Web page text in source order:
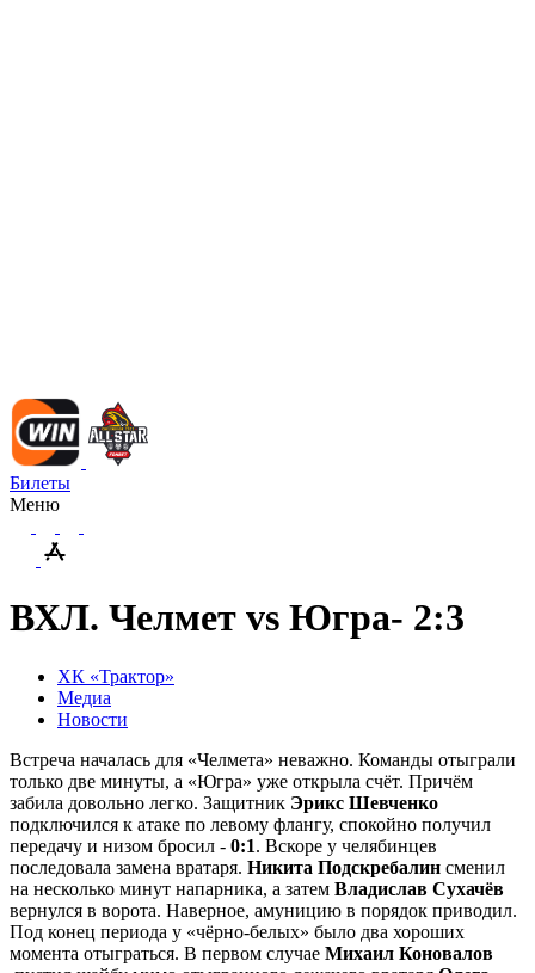
Билеты
Меню
ВХЛ. Челмет vs Югра- 2:3
ХК «Трактор»
Медиа
Новости
Встреча началась для «Челмета» неважно. Команды отыграли
только две минуты, а «Югра» уже открыла счёт. Причём
забила довольно легко. Защитник Эрикс Шевченко
подключился к атаке по левому флангу, спокойно получил
передачу и низом бросил - 0:1. Вскоре у челябинцев
последовала замена вратаря. Никита Подскребалин сменил
на несколько минут напарника, а затем Владислав Сухачёв
вернулся в ворота. Наверное, амуницию в порядок приводил.
Под конец периода у «чёрно-белых» было два хороших
момента отыграться. В первом случае Михаил Коновалов